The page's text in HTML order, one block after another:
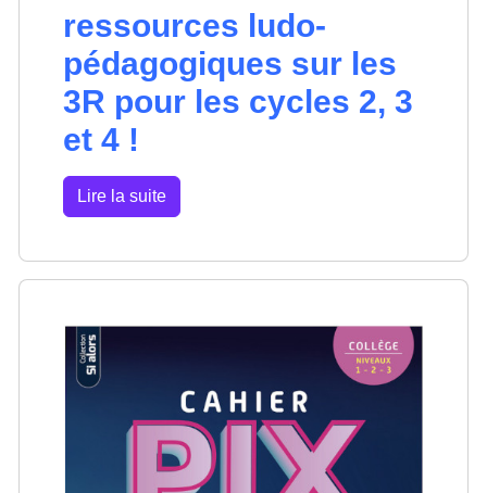
ressources ludo-
pédagogiques sur les
3R pour les cycles 2, 3
et 4 !
Lire la suite